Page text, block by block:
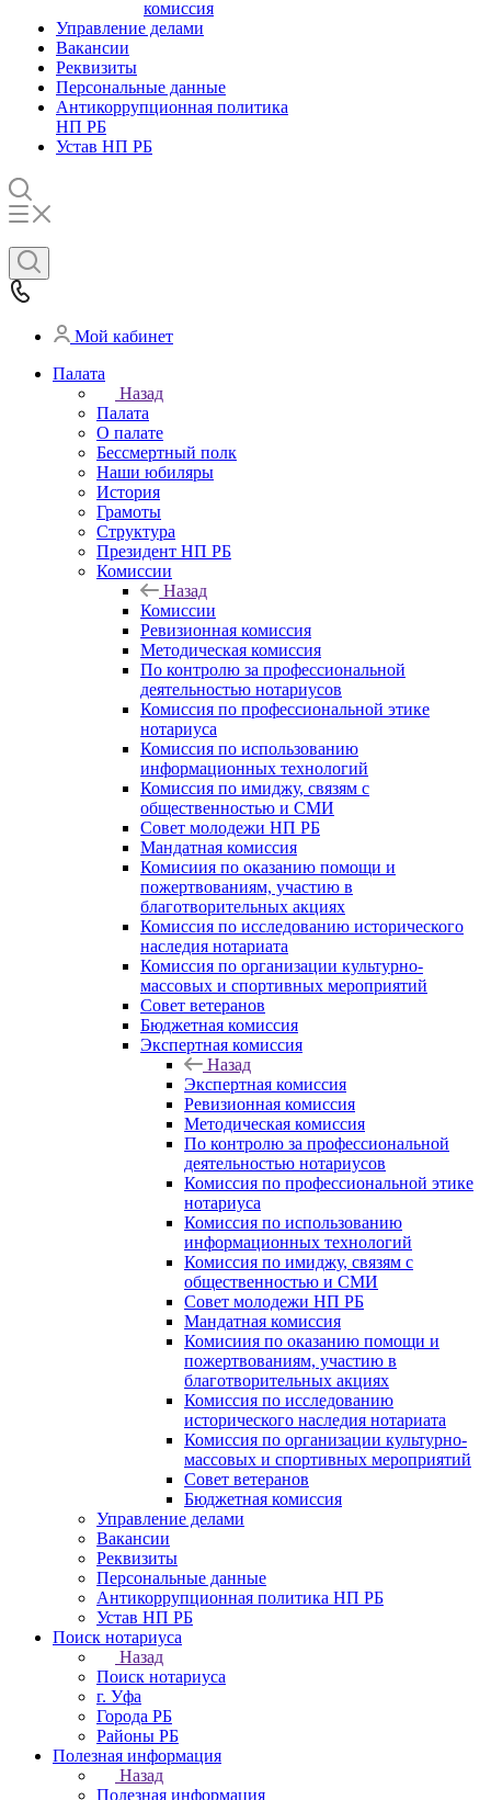
комиссия
Управление делами
Вакансии
Реквизиты
Персональные данные
Антикоррупционная политика
НП РБ
Устав НП РБ
Мой кабинет
Палата
Назад
Палата
О палате
Бессмертный полк
Наши юбиляры
История
Грамоты
Структура
Президент НП РБ
Комиссии
Назад
Комиссии
Ревизионная комиссия
Методическая комиссия
По контролю за профессиональной
деятельностью нотариусов
Комиссия по профессиональной этике
нотариуса
Комиссия по использованию
информационных технологий
Комиссия по имиджу, связям с
общественностью и СМИ
Совет молодежи НП РБ
Мандатная комиссия
Комисиия по оказанию помощи и
пожертвованиям, участию в
благотворительных акциях
Комиссия по исследованию исторического
наследия нотариата
Комиссия по организации культурно-
массовых и спортивных мероприятий
Совет ветеранов
Бюджетная комиссия
Экспертная комиссия
Назад
Экспертная комиссия
Ревизионная комиссия
Методическая комиссия
По контролю за профессиональной
деятельностью нотариусов
Комиссия по профессиональной этике
нотариуса
Комиссия по использованию
информационных технологий
Комиссия по имиджу, связям с
общественностью и СМИ
Совет молодежи НП РБ
Мандатная комиссия
Комисиия по оказанию помощи и
пожертвованиям, участию в
благотворительных акциях
Комиссия по исследованию
исторического наследия нотариата
Комиссия по организации культурно-
массовых и спортивных мероприятий
Совет ветеранов
Бюджетная комиссия
Управление делами
Вакансии
Реквизиты
Персональные данные
Антикоррупционная политика НП РБ
Устав НП РБ
Поиск нотариуса
Назад
Поиск нотариуса
г. Уфа
Города РБ
Районы РБ
Полезная информация
Назад
Полезная информация